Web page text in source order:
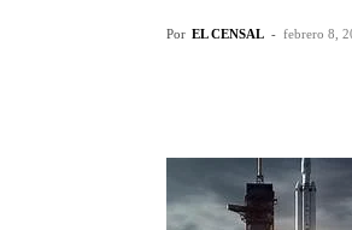
Por EL CENSAL - febrero 8,